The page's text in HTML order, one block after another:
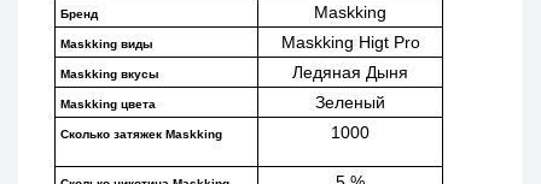
Бренд Maskking
Maskking виды Maskking Higt Pro
Maskking вкусы Ледяная Дыня
Maskking цвета Зеленый
Сколько затяжек Maskking 1000